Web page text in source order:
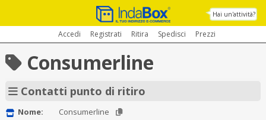
Hai un'attività?
Accedi Registrati Ritira Spedisci Prezzi
Consumerline
Contatti punto di ritiro
Nome:
Consumerline